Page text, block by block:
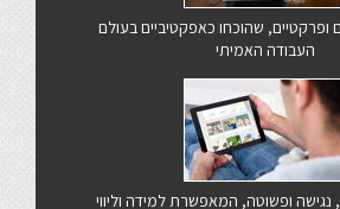
ופרקטיים, שהוכחו כאפקטיביים בעולם
העבודה האמיתי
נגישה ופשוטה, המאפשרת למידה וליווי